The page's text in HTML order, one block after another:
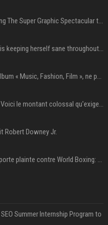
Chappell Roan Is Launching The Super Graphic Spectacular to Benefit Trans Youth & LGBTQ+ Communities
Angel Reese on how she is keeping herself sane throughout her success: "Everything that happened to me is not normal and acceptable"
Charli XCX, qui sort son album « Music, Fashion, Film », ne pouvait pas rêver meilleur featuring de fin
Barbie 2 dans l'impasse ? Voici le montant colossal qu'exigerait Ryan Gosling pour jouer dans la suite
Robert Downey Jr.
La boxeuse Imane Khelif porte plainte contre World Boxing: retour sur une affaire qui agite le monde du sport
Summer Internship Program to